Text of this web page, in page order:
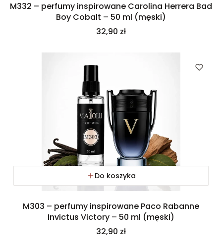
M332 – perfumy inspirowane Carolina Herrera Bad
Boy Cobalt – 50 ml (męski)
Cena
32,90 zł
Do koszyka
M303 – perfumy inspirowane Paco Rabanne
Invictus Victory – 50 ml (męski)
Cena
32,90 zł